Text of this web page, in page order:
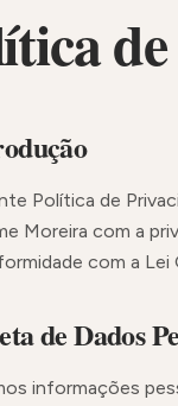
Política de
Moreira com a
com a Lei
de Dados
informações